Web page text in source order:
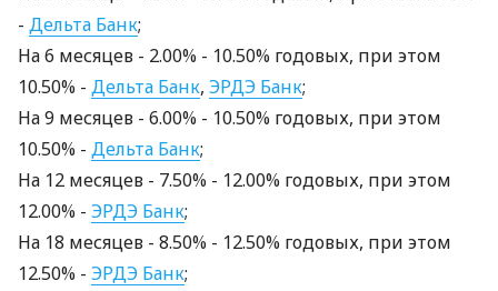
- Дельта Банк;
На 6 месяцев - 2.00% - 10.50% годовых, при этом
10.50% - Дельта Банк, ЭРДЭ Банк;
На 9 месяцев - 6.00% - 10.50% годовых, при этом
10.50% - Дельта Банк;
На 12 месяцев - 7.50% - 12.00% годовых, при этом
12.00% - ЭРДЭ Банк;
На 18 месяцев - 8.50% - 12.50% годовых, при этом
12.50% - ЭРДЭ Банк;